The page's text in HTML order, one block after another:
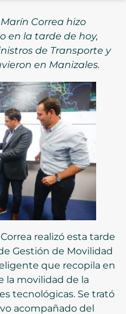
Correa hizo
en la tarde de hoy,
de Transporte y
en Manizales.
realizó esta tarde
Gestión de Movilidad
que recopila en
la movilidad de la
tecnológicas. Se trató
acompañado del